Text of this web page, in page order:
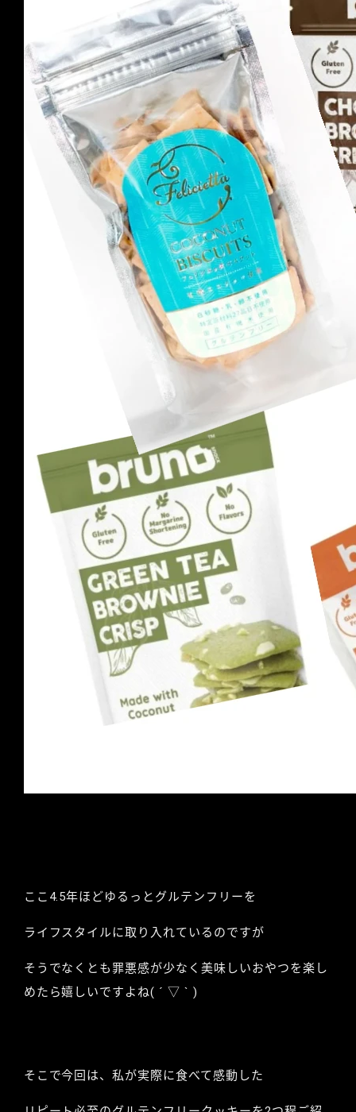
ここ4.5年ほどゆるっとグルテンフリーを
ライフスタイルに取り入れているのですが
そうでなくとも罪悪感が少なく美味しいおやつを楽し
めたら嬉しいですよね( ´ ▽ ` )
そこで今回は、私が実際に食べて感動した